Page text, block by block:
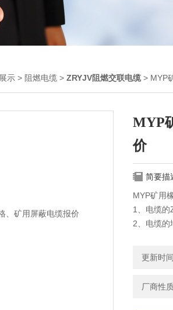
示 > 阻燃电缆 > ZRYJV阻燃交联电缆> MYP
MYP
价
简要描
MYP矿用
1、电缆的
2、电缆的
生产矿用
会为您提
更新时
厂商性